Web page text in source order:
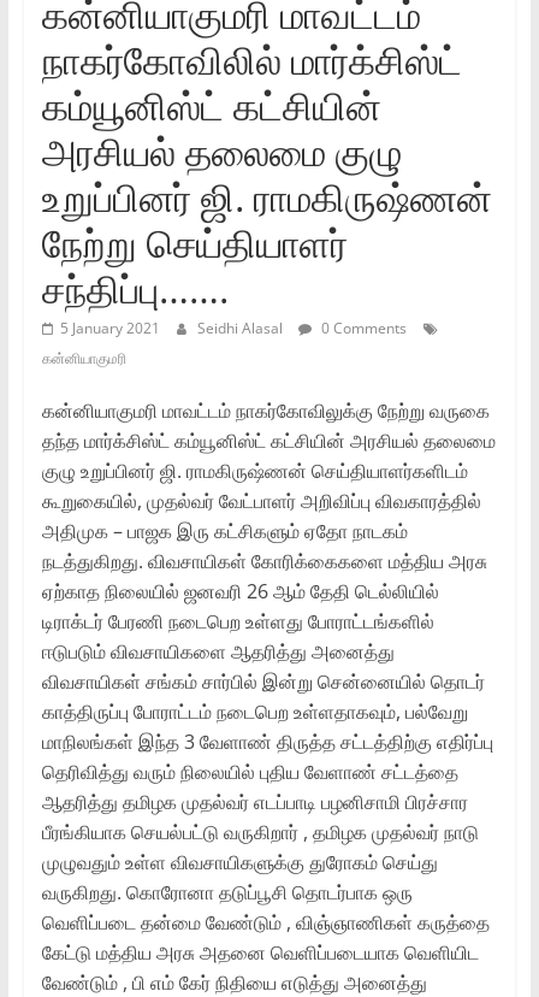
கன்னியாகுமரி மாவட்டம்
நாகர்கோவிலில் மார்க்சிஸ்ட்
கம்யூனிஸ்ட் கட்சியின்
அரசியல் தலைமை குழு
உறுப்பினர் ஜி. ராமகிருஷ்ணன்
நேற்று செய்தியாளர்
சந்திப்பு…….
5 January 2021 Seidhi Alasal
0 Comments
கன்னியாகுமரி
கன்னியாகுமரி மாவட்டம் நாகர்கோவிலுக்கு நேற்று வருகை
தந்த மார்க்சிஸ்ட் கம்யூனிஸ்ட் கட்சியின் அரசியல் தலைமை
குழு உறுப்பினர் ஜி. ராமகிருஷ்ணன் செய்தியாளர்களிடம்
கூறுகையில், முதல்வர் வேட்பாளர் அறிவிப்பு விவகாரத்தில்
அதிமுக – பாஜக இரு கட்சிகளும் ஏதோ நாடகம்
நடத்துகிறது. விவசாயிகள் கோரிக்கைகளை மத்திய அரசு
ஏற்காத நிலையில் ஜனவரி 26 ஆம் தேதி டெல்லியில்
டிராக்டர் பேரணி நடைபெற உள்ளது போராட்டங்களில்
ஈடுபடும் விவசாயிகளை ஆதரித்து அனைத்து
விவசாயிகள் சங்கம் சார்பில் இன்று சென்னையில் தொடர்
காத்திருப்பு போராட்டம் நடைபெற உள்ளதாகவும், பல்வேறு
மாநிலங்கள் இந்த 3 வேளாண் திருத்த சட்டத்திற்கு எதிர்ப்பு
தெரிவித்து வரும் நிலையில் புதிய வேளாண் சட்டத்தை
ஆதரித்து தமிழக முதல்வர் எடப்பாடி பழனிசாமி பிரச்சார
பீரங்கியாக செயல்பட்டு வருகிறார் , தமிழக முதல்வர் நாடு
முழுவதும் உள்ள விவசாயிகளுக்கு துரோகம் செய்து
வருகிறது. கொரோனா தடுப்பூசி தொடர்பாக ஒரு
வெளிப்படை தன்மை வேண்டும் , விஞ்ஞாணிகள் கருத்தை
கேட்டு மத்திய அரசு அதனை வெளிப்படையாக வெளியிட
வேண்டும் , பி எம் கேர் நிதியை எடுத்து அனைத்து